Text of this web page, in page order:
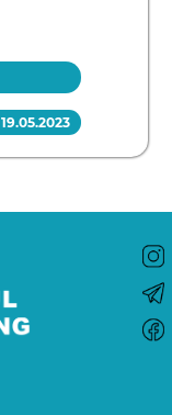
19.05.2023